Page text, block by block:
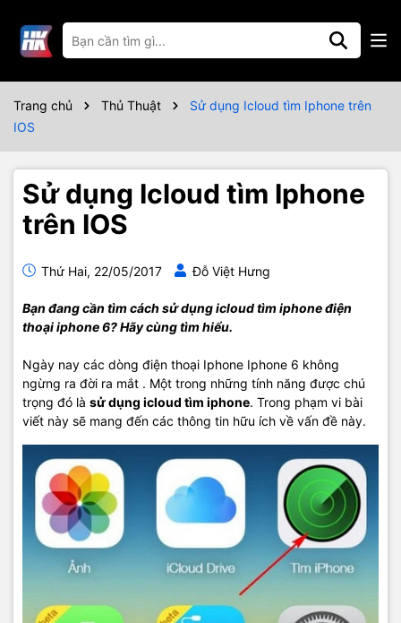
Trang chủ Thủ Thuật
Sử dụng Icloud tìm Iphone trên
IOS
Sử dụng Icloud tìm Iphone
trên IOS
Thứ Hai, 22/05/2017 Đỗ Việt Hưng
Bạn đang cần tìm cách sử dụng icloud tìm iphone điện
thoại iphone 6? Hãy cùng tìm hiểu.
Ngày nay các dòng điện thoại Iphone Iphone 6 không
ngừng ra đời ra mắt . Một trong những tính năng được chú
trọng đó là sử dụng icloud tìm iphone. Trong phạm vi bài
viết này sẽ mang đến các thông tin hữu ích về vấn đề này.